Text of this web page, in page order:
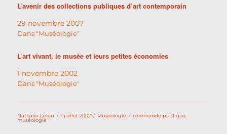
L’avenir des collections publiques d’art contemporain
29 novembre 2007
Dans "Muséologie"
L’art vivant, le musée et leurs petites économies
1 novembre 2002
Dans "Muséologie"
Auteur
Nathalie Leleu
Publié
le
1 juillet 2002 Catégories
Muséologie Étiquettes
commande publique
muséologie